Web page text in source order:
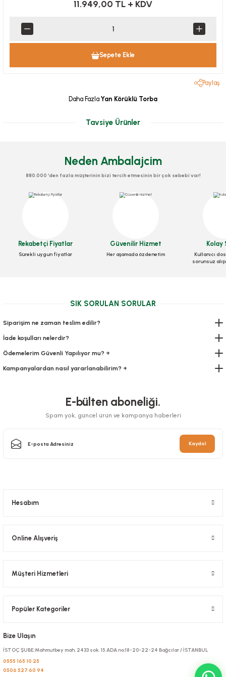
11.949,00 TL + KDV
Sepete Ekle
Paylaş
Daha Fazla Yan Körüklü Torba
Tavsiye Ürünler
Stok Kodu 0193.2
Sepete Ekle
1.192,80 TL
Neden Ambalajcim
880.000 ‘den fazla müşterinin bizi tercih etmesinin bir çok sebebi var!
Rekabetçi Fiyatlar
Sürekli uygun fiyatlar
Güvenilir Hizmet
Her aşamada özdenetim
Kolay
Kullanıcı
sorunsuz
SIK SORULAN SORULAR
Siparişim ne zaman teslim edilir?
İade koşulları nelerdir?
Ödemelerim Güvenli Yapılıyor mu? +
Kampanyalardan nasıl yararlanabilirim? +
E-bülten aboneliği.
Spam yok, güncel ürün ve kampanya haberleri
Kaydol
Hesabım
Online Alışveriş
Müşteri Hizmetleri
Popüler Kategoriler
Bize Ulaşın
İSTOÇ ŞUBE:Mahmutbey mah. 2433 sok. 15.ADA no:18-20-22-24 Bağcılar / İSTANBUL
0555 165 10 25
0506 527 60 94